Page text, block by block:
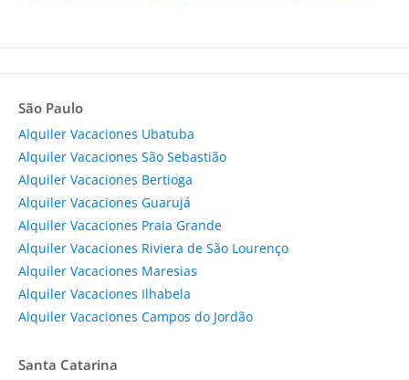
São Paulo
Alquiler Vacaciones Ubatuba
Alquiler Vacaciones São Sebastião
Alquiler Vacaciones Bertioga
Alquiler Vacaciones Guarujá
Alquiler Vacaciones Praia Grande
Alquiler Vacaciones Riviera de São Lourenço
Alquiler Vacaciones Maresias
Alquiler Vacaciones Ilhabela
Alquiler Vacaciones Campos do Jordão
Santa Catarina